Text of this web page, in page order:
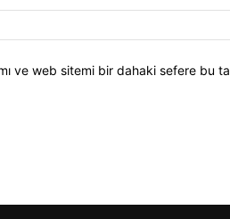
ve web sitemi bir dahaki sefere bu